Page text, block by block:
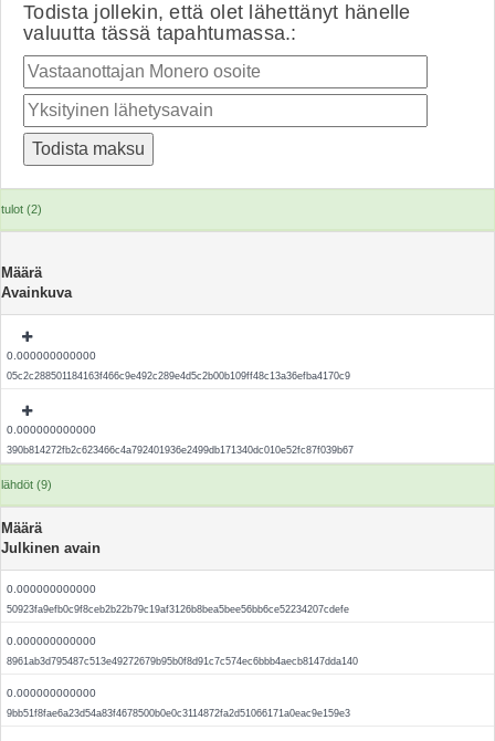
Todista jollekin, että olet lähettänyt hänelle
valuutta tässä tapahtumassa.:
tulot (2)
Määrä
Avainkuva
0.000000000000
05c2c288501184163f466c9e492c289e4d5c2b00b109ff48c13a36efba4170c9
0.000000000000
390b814272fb2c623466c4a792401936e2499db171340dc010e52fc87f039b67
lähdöt (9)
Määrä
Julkinen avain
0.000000000000
50923fa9efb0c9f8ceb2b22b79c19af3126b8bea5bee56bb6ce52234207cdefe
0.000000000000
8961ab3d795487c513e49272679b95b0f8d91c7c574ec6bbb4aecb8147dda140
0.000000000000
9bb51f8fae6a23d54a83f4678500b0e0c3114872fa2d51066171a0eac9e159e3